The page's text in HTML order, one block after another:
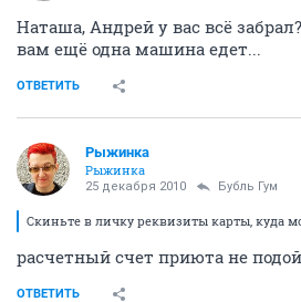
Наташа, Андрей у вас всё
вам ещё одна машина едет...
ОТВЕТИТЬ
Рыжинка
Рыжинка
25 декабря 2010 Бубль Гум
Скиньте в личку реквизиты карты, куда
расчетный счет приюта не
ОТВЕТИТЬ